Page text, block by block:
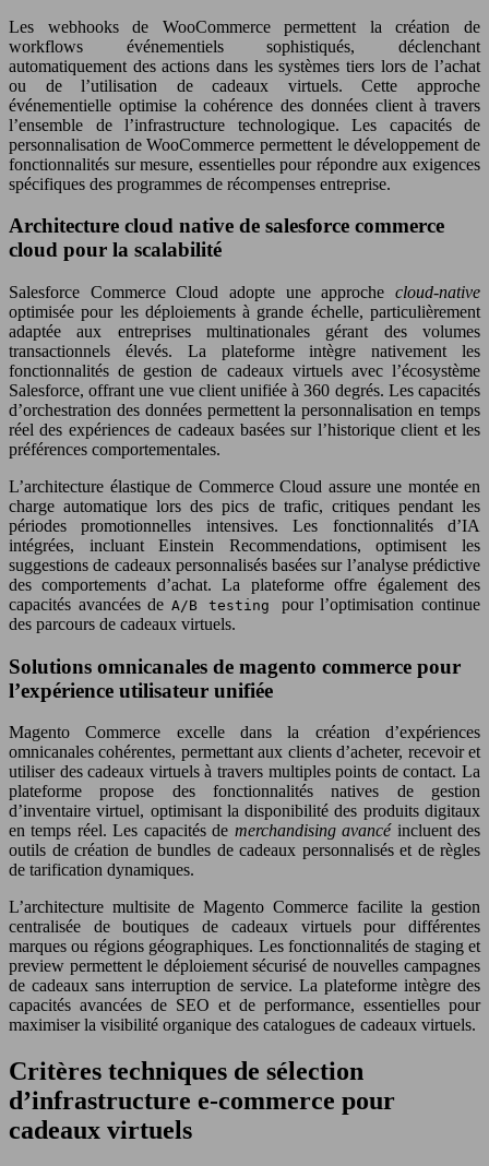
Les webhooks de WooCommerce permettent la création de
workflows événementiels sophistiqués, déclenchant
automatiquement des actions dans les systèmes tiers lors de l’achat
ou de l’utilisation de cadeaux virtuels. Cette approche
événementielle optimise la cohérence des données client à travers
l’ensemble de l’infrastructure technologique. Les capacités de
personnalisation de WooCommerce permettent le développement de
fonctionnalités sur mesure, essentielles pour répondre aux exigences
spécifiques des programmes de récompenses entreprise.
Architecture cloud native de salesforce commerce
cloud pour la scalabilité
Salesforce Commerce Cloud adopte une approche cloud-native
optimisée pour les déploiements à grande échelle, particulièrement
adaptée aux entreprises multinationales gérant des volumes
transactionnels élevés. La plateforme intègre nativement les
fonctionnalités de gestion de cadeaux virtuels avec l’écosystème
Salesforce, offrant une vue client unifiée à 360 degrés. Les capacités
d’orchestration des données permettent la personnalisation en temps
réel des expériences de cadeaux basées sur l’historique client et les
préférences comportementales.
L’architecture élastique de Commerce Cloud assure une montée en
charge automatique lors des pics de trafic, critiques pendant les
périodes promotionnelles intensives. Les fonctionnalités d’IA
intégrées, incluant Einstein Recommendations, optimisent les
suggestions de cadeaux personnalisés basées sur l’analyse prédictive
des comportements d’achat. La plateforme offre également des
capacités avancées de A/B testing pour l’optimisation continue
des parcours de cadeaux virtuels.
Solutions omnicanales de magento commerce pour
l’expérience utilisateur unifiée
Magento Commerce excelle dans la création d’expériences
omnicanales cohérentes, permettant aux clients d’acheter, recevoir et
utiliser des cadeaux virtuels à travers multiples points de contact. La
plateforme propose des fonctionnalités natives de gestion
d’inventaire virtuel, optimisant la disponibilité des produits digitaux
en temps réel. Les capacités de merchandising avancé incluent des
outils de création de bundles de cadeaux personnalisés et de règles
de tarification dynamiques.
L’architecture multisite de Magento Commerce facilite la gestion
centralisée de boutiques de cadeaux virtuels pour différentes
marques ou régions géographiques. Les fonctionnalités de staging et
preview permettent le déploiement sécurisé de nouvelles campagnes
de cadeaux sans interruption de service. La plateforme intègre des
capacités avancées de SEO et de performance, essentielles pour
maximiser la visibilité organique des catalogues de cadeaux virtuels.
Critères techniques de sélection
d’infrastructure e-commerce pour
cadeaux virtuels